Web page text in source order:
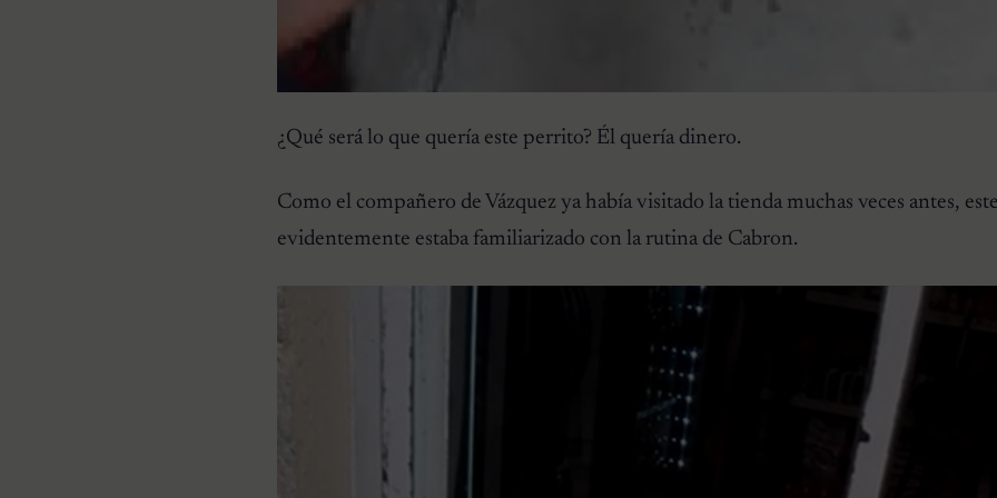
¿Qué será lo que quería este perrito? Él quería dinero.
Como el compañero de Vázquez ya había visitado la tienda muchas veces antes,
evidentemente estaba familiarizado con la rutina de Cabron.